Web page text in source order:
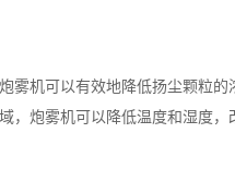
雾机可以有效地降低扬尘颗粒的
，炮雾机可以降低温度和湿度，